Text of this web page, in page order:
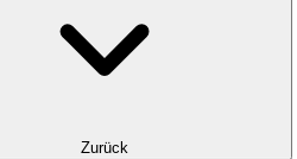
Zurück